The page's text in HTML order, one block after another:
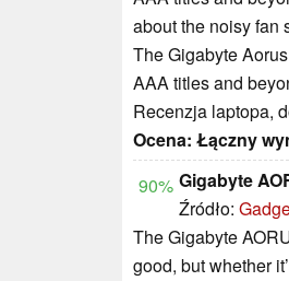
about the noisy fan
The Gigabyte
AAA titles and
Recenzja laptopa,
Ocena: Łączny
90% Gigabyte
Źródło:
The Gigabyte
good, but whether